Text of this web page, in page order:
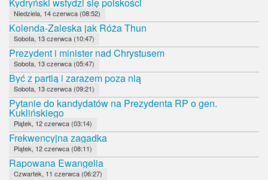
Niedziela, 14 czerwca (08:52)
Kolenda-Zaleska jak Róża Thun
Sobota, 13 czerwca (10:47)
Prezydent i minister nad Chrystusem
Sobota, 13 czerwca (05:47)
Być z partią i zarazem poza nią
Sobota, 13 czerwca (09:21)
Pytanie do kandydatów na Prezydenta RP o gen.
Kuklińskiego
Piątek, 12 czerwca (03:14)
Frekwencyjna zagadka
Piątek, 12 czerwca (08:11)
Rapowana Ewangelia
Czwartek, 11 czerwca (06:27)